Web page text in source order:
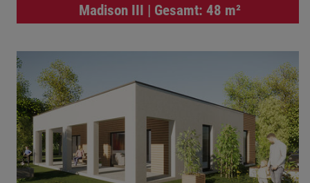
Madison III | Gesamt: 48 m²